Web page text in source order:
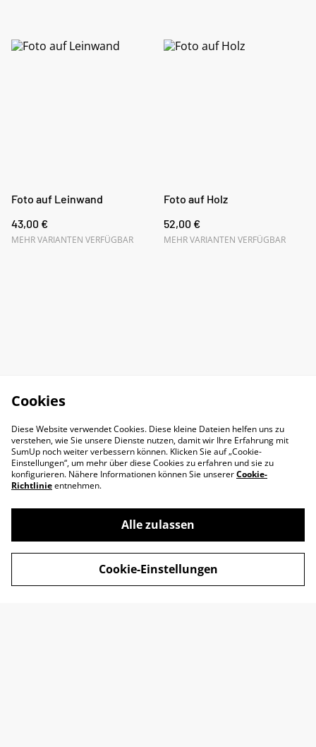
Foto auf Leinwand
43,00 €
MEHR VARIANTEN VERFÜGBAR
Foto auf Holz
52,00 €
MEHR VARIANTEN VERFÜGBAR
Widerrufsrecht
Cookies
Diese Website verwendet Cookies. Diese kleine Dateien helfen uns zu
verstehen, wie Sie unsere Dienste nutzen, damit wir Ihre Erfahrung mit
SumUp noch weiter verbessern können. Klicken Sie auf „Cookie-
Einstellungen“, um mehr über diese Cookies zu erfahren und sie zu
konfigurieren. Nähere Informationen können Sie unsererCookie-
Richtlinieentnehmen.
Alle zulassen
Cookie-Einstellungen